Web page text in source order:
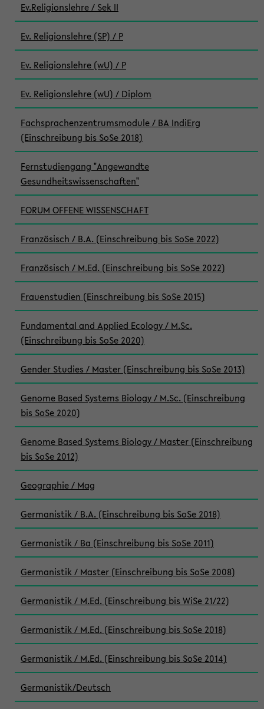
Ev.Religionslehre / Sek II
Ev. Religionslehre (SP) / P
Ev. Religionslehre (wU) / P
Ev. Religionslehre (wU) / Diplom
Fachsprachenzentrumsmodule / BA IndiErg
(Einschreibung bis SoSe 2018)
Fernstudiengang "Angewandte
Gesundheitswissenschaften"
FORUM OFFENE WISSENSCHAFT
Französisch / B.A. (Einschreibung bis SoSe 2022)
Französisch / M.Ed. (Einschreibung bis SoSe 2022)
Frauenstudien (Einschreibung bis SoSe 2015)
Fundamental and Applied Ecology / M.Sc.
(Einschreibung bis SoSe 2020)
Gender Studies / Master (Einschreibung bis SoSe 2013)
Genome Based Systems Biology / M.Sc. (Einschreibung
bis SoSe 2020)
Genome Based Systems Biology / Master (Einschreibung
bis SoSe 2012)
Geographie / Mag
Germanistik / B.A. (Einschreibung bis SoSe 2018)
Germanistik / Ba (Einschreibung bis SoSe 2011)
Germanistik / Master (Einschreibung bis SoSe 2008)
Germanistik / M.Ed. (Einschreibung bis WiSe 21/22)
Germanistik / M.Ed. (Einschreibung bis SoSe 2018)
Germanistik / M.Ed. (Einschreibung bis SoSe 2014)
Germanistik/Deutsch